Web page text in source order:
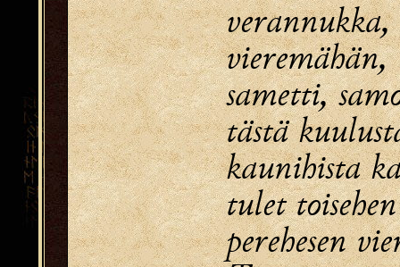
verannukka,
vieremähän,
sametti,
tästä
kaunihista
tulet
perehesen